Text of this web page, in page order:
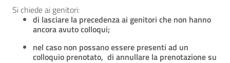
Si chiede ai genitori:
di lasciare la precedenza ai genitori che non hanno
ancora avuto colloqui;
nel caso non possano essere presenti ad un
colloquio prenotato, di annullare la prenotazione su